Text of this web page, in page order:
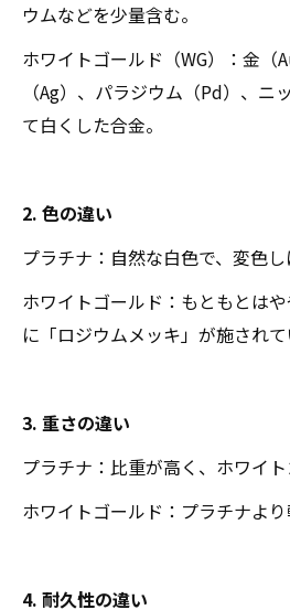
ウムなどを少量含む。
ホワイトゴールド（WG）：金（
（Ag）、パラジウム（Pd）、
て白くした合金。
2. 色の違い
プラチナ：自然な白色で、変色し
ホワイトゴールド：もともとは
に「ロジウムメッキ」が施されて
3. 重さの違い
プラチナ：比重が高く、ホワイト
ホワイトゴールド：プラチナより
4. 耐久性の違い